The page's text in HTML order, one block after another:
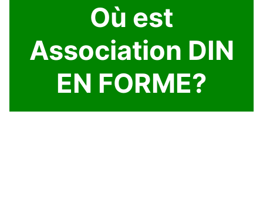
Où est
Association DIN
EN FORME?